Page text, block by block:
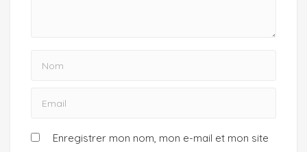
Enregistrer mon nom, mon e-mail et mon site